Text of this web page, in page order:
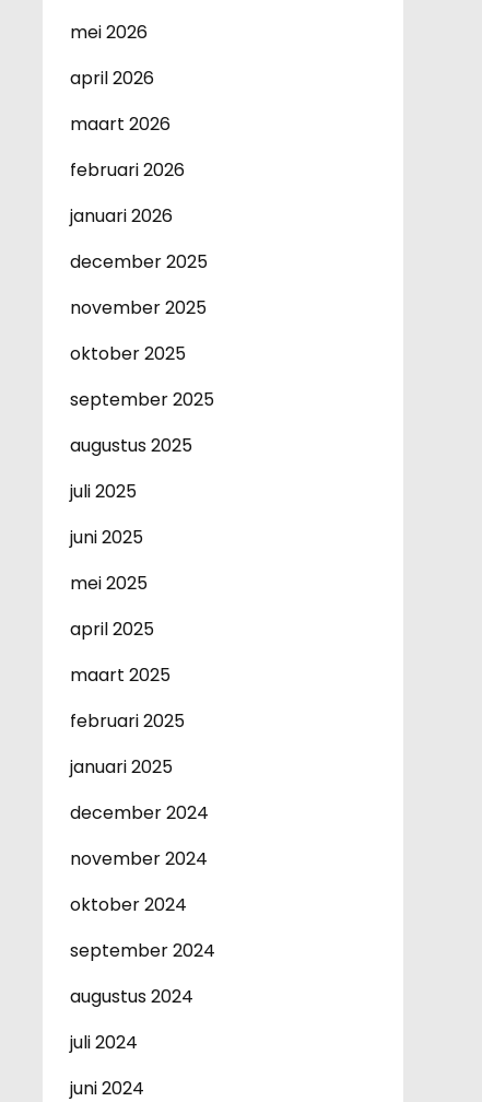
mei 2026
april 2026
maart 2026
februari 2026
januari 2026
december 2025
november 2025
oktober 2025
september 2025
augustus 2025
juli 2025
juni 2025
mei 2025
april 2025
maart 2025
februari 2025
januari 2025
december 2024
november 2024
oktober 2024
september 2024
augustus 2024
juli 2024
juni 2024